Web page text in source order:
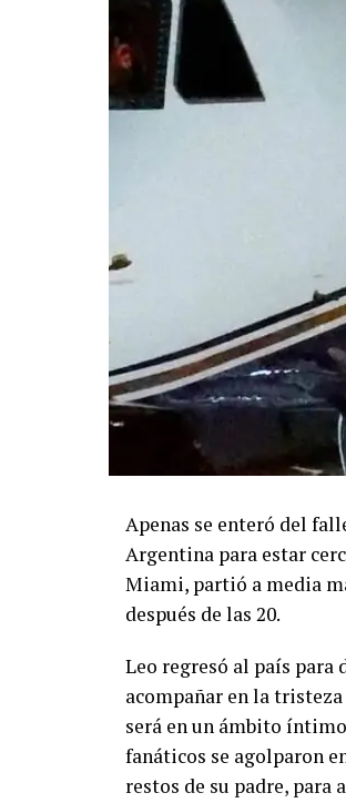
Apenas se enteró del
Argentina para estar
Miami, partió a media
después de las 20.
Leo regresó al país
acompañar en la
será en un ámbito
fanáticos se agolparon
restos de su padre, para